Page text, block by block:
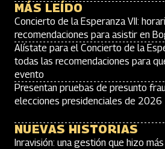
MÁS LEÍDO
Concierto de la Esperanza VII:
recomendaciones para asistir en
Alístate para el Concierto de la
todas las recomendaciones para
evento
Presentan pruebas de presunto
elecciones presidenciales de 2026
NUEVAS HISTORIAS
Inravisión: una gestión que hizo